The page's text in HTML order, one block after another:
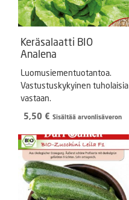
Keräsalaatti BIO
Analena
Luomusiementuotantoa.
Vastustuskykyinen tuholaisia
vastaan.
5,50 € Sisältää arvonlisäveron